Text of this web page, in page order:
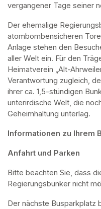
vergangener Tage seiner
Der ehemalige
atombombensicheren
Anlage stehen den
aller Welt ein. Für den
Heimatverein „Alt-
Verantwortung zugleich,
ihrer ca. 1,5-stündigen
unterirdische Welt, die
Geheimhaltung unterlag.
Informationen zu Ihrem
Anfahrt und Parken
Bitte beachten Sie, dass
Regierungsbunker nicht
Der nächste Busparkplatz